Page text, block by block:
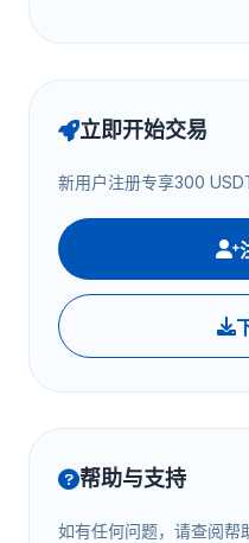
立即开始交易
新用户注册专享300
帮助与支持
如有任何问题，请查阅帮